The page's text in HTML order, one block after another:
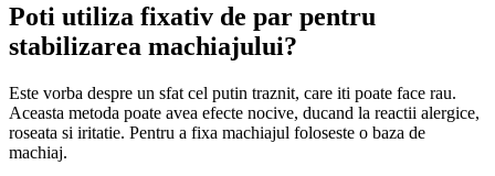
Poti utiliza fixativ de par pentru
stabilizarea machiajului?
Este vorba despre un sfat cel putin traznit, care iti poate face rau.
Aceasta metoda poate avea efecte nocive, ducand la reactii alergice,
roseata si iritatie. Pentru a fixa machiajul foloseste o baza de
machiaj.